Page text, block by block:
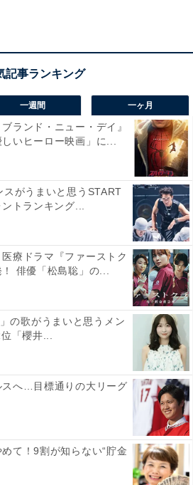
（筆者撮影）
たテイエムジンソクでしたが、ゲ
ト。いつものように先頭集団にと
にいたケイティブレイブらの先行
な位置取りが取れませんでし
ィブレイブ、テイエムジンソクを
繰り広げたため、前半の600mの
次ぐハイペースとなりました。
一週間 一ヶ月
ランド・ニュー・デイ』
いヒーロー映画」に...
スがうまいと思うSTART
トランキング...
療ドラマ『ファーストク
俳優「松島聡」の...
の歌がうまいと思うメン
「櫻井...
スへ…目標通りの大リーグ
て！9割が知らない“貯金